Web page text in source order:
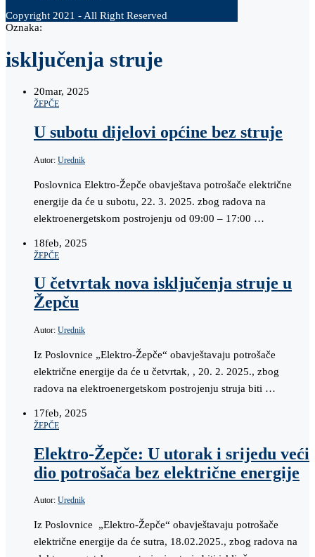
Copyright 2021 - All Right Reserved
Oznaka:
isključenja struje
20mar, 2025
ŽEPČE
U subotu dijelovi općine bez struje
Autor: Urednik
Poslovnica Elektro-Žepče obavještava potrošače električne
energije da će u subotu, 22. 3. 2025. zbog radova na
elektroenergetskom postrojenju od 09:00 – 17:00 …
18feb, 2025
ŽEPČE
U četvrtak nova isključenja struje u
Žepču
Autor: Urednik
Iz Poslovnice „Elektro-Žepče“ obavještavaju potrošače
električne energije da će u četvrtak, , 20. 2. 2025., zbog
radova na elektroenergetskom postrojenju struja biti …
17feb, 2025
ŽEPČE
Elektro-Žepče: U utorak i srijedu veći
dio potrošača bez električne energije
Autor: Urednik
Iz Poslovnice „Elektro-Žepče“ obavještavaju potrošače
električne energije da će sutra, 18.02.2025., zbog radova na